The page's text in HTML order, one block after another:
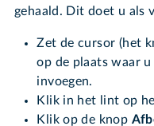
gehaald. Dit doet u als
Zet de cursor (het
op de plaats waar
invoegen.
Klik in het lint op
Klik op de knop